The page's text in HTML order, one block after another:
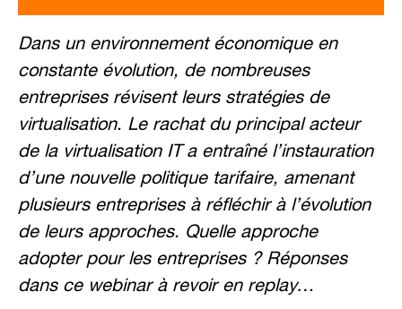
Dans un environnement économique en
constante évolution, de nombreuses
entreprises révisent leurs stratégies de
virtualisation. Le rachat du principal acteur
de la virtualisation IT a entraîné l’instauration
d’une nouvelle politique tarifaire, amenant
plusieurs entreprises à réfléchir à l’évolution
de leurs approches. Quelle approche
adopter pour les entreprises ? Réponses
dans ce webinar à revoir en replay…